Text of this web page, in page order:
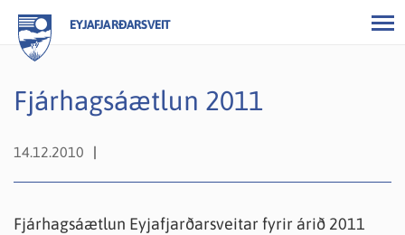
EYJAFJARÐARSVEIT
Fjárhagsáætlun 2011
14.12.2010
Fjárhagsáætlun Eyjafjarðarsveitar fyrir árið 2011